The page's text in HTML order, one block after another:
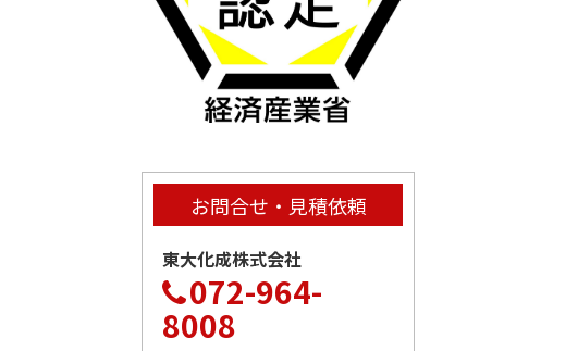
お問合せ・見積依頼
東大化成株式会社
072-964-
8008